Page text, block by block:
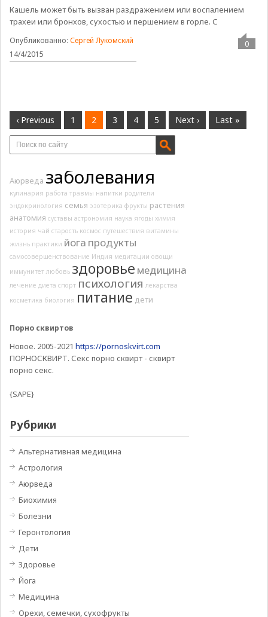
Кашель может быть вызван раздражением или воспалением
трахеи или бронхов, сухостью и першением в горле. С
Опубликованно:Сергей Лукомский
14/4/2015
0
‹ Previous 1 2 3 4 5 Next › Last »
Аюрведа заболевания
кулинария работа травмы напитки родители
эндокринология семья эзотерика фрукты растения
анатомия суставы астрономия наука ягоды химия
история чай старость космос путешествия витамины
жизнь практики йога продукты
самосовершенствование Индия медитации овощи
иммунитет любовь здоровье медицина
лечение диета спорт психология лекарства
косметика биология питание дети
Порно сквиртов
Новое. 2005-2021https://pornoskvirt.com
ПОРНОСКВИРТ. Секс порно сквирт - сквирт
порно секс.
{SAPE}
Рубрики
Альтернативная медицина
Астрология
Аюрведа
Биохимия
Болезни
Геронтология
Дети
Здоровье
Йога
Медицина
Орехи, семечки, сухофрукты